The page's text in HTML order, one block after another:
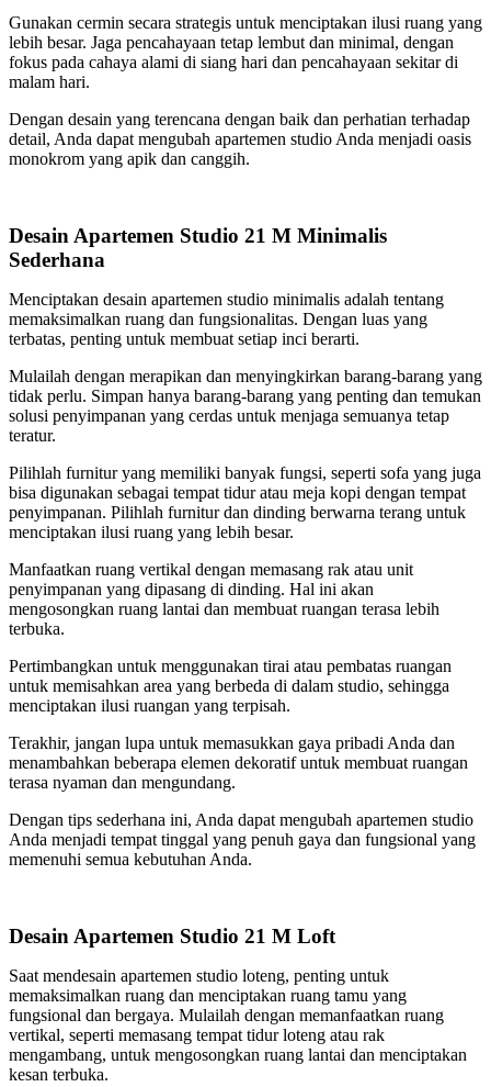
Gunakan cermin secara strategis untuk menciptakan ilusi ruang yang
lebih besar. Jaga pencahayaan tetap lembut dan minimal, dengan
fokus pada cahaya alami di siang hari dan pencahayaan sekitar di
malam hari.
Dengan desain yang terencana dengan baik dan perhatian terhadap
detail, Anda dapat mengubah apartemen studio Anda menjadi oasis
monokrom yang apik dan canggih.
Desain Apartemen Studio 21 M Minimalis
Sederhana
Menciptakan desain apartemen studio minimalis adalah tentang
memaksimalkan ruang dan fungsionalitas. Dengan luas yang
terbatas, penting untuk membuat setiap inci berarti.
Mulailah dengan merapikan dan menyingkirkan barang-barang yang
tidak perlu. Simpan hanya barang-barang yang penting dan temukan
solusi penyimpanan yang cerdas untuk menjaga semuanya tetap
teratur.
Pilihlah furnitur yang memiliki banyak fungsi, seperti sofa yang juga
bisa digunakan sebagai tempat tidur atau meja kopi dengan tempat
penyimpanan. Pilihlah furnitur dan dinding berwarna terang untuk
menciptakan ilusi ruang yang lebih besar.
Manfaatkan ruang vertikal dengan memasang rak atau unit
penyimpanan yang dipasang di dinding. Hal ini akan
mengosongkan ruang lantai dan membuat ruangan terasa lebih
terbuka.
Pertimbangkan untuk menggunakan tirai atau pembatas ruangan
untuk memisahkan area yang berbeda di dalam studio, sehingga
menciptakan ilusi ruangan yang terpisah.
Terakhir, jangan lupa untuk memasukkan gaya pribadi Anda dan
menambahkan beberapa elemen dekoratif untuk membuat ruangan
terasa nyaman dan mengundang.
Dengan tips sederhana ini, Anda dapat mengubah apartemen studio
Anda menjadi tempat tinggal yang penuh gaya dan fungsional yang
memenuhi semua kebutuhan Anda.
Desain Apartemen Studio 21 M Loft
Saat mendesain apartemen studio loteng, penting untuk
memaksimalkan ruang dan menciptakan ruang tamu yang
fungsional dan bergaya. Mulailah dengan memanfaatkan ruang
vertikal, seperti memasang tempat tidur loteng atau rak
mengambang, untuk mengosongkan ruang lantai dan menciptakan
kesan terbuka.